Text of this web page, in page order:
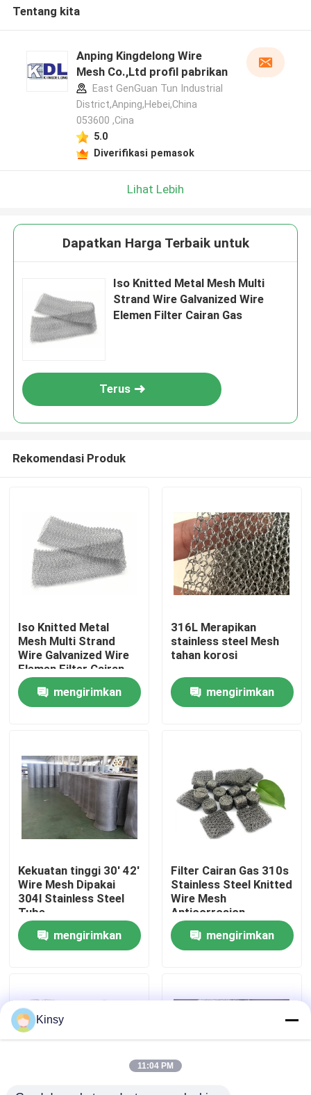
Rumah
Pertunjukan VR
Tentang Kami
Tur Pabrik
Kontrol Kualitas
Berita
Kasus-kasus
Tentang kita
Anping Kingdelong Wire
Mesh Co.,Ltd profil pabrikan
East GenGuan Tun Industrial
District,Anping,Hebei,China
053600 ,Cina
5.0
Diverifikasi pemasok
Lihat Lebih
Dapatkan Harga Terbaik untuk
Iso Knitted Metal Mesh Multi
Strand Wire Galvanized Wire
Elemen Filter Cairan Gas
Terus
Rekomendasi Produk
Iso Knitted Metal
Mesh Multi Strand
Wire Galvanized Wire
Elemen Filter Cairan
Gas
mengirimkan
316L Merapikan
stainless steel Mesh
tahan korosi
mengirimkan
Kekuatan tinggi 30' 42'
Wire Mesh Dipakai
304l Stainless Steel
Tube
mengirimkan
Filter Cairan Gas 310s
Stainless Steel Knitted
Wire Mesh
Anticorrosion
mengirimkan
Kinsy
11:04 PM